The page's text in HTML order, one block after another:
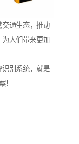
交通生态，推动
人们带来更加
识别系统，就是
！